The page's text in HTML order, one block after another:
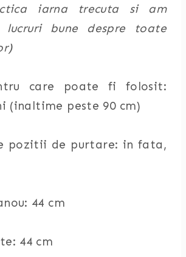
iarna trecuta si am
bune despre toate
care poate fi folosit:
(inaltime peste 90 cm)
pozitii de purtare: in fata,
44 cm
44 cm